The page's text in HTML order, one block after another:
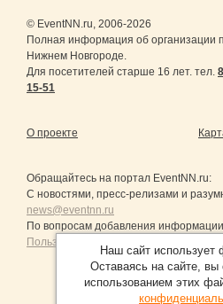
© EventNN.ru, 2006-2026
Полная информация об организации
Нижнем Новгороде.
Для посетителей старше 16 лет. тел.
15-51
О проекте
Обращайтесь на портал EventNN.ru:
С новостями, пресс-релизами и
news@eventnn.ru
По вопросам добавления
Пользовательское Соглашение и
Наш сайт использует
Оставаясь на сайте, вы
использованием этих